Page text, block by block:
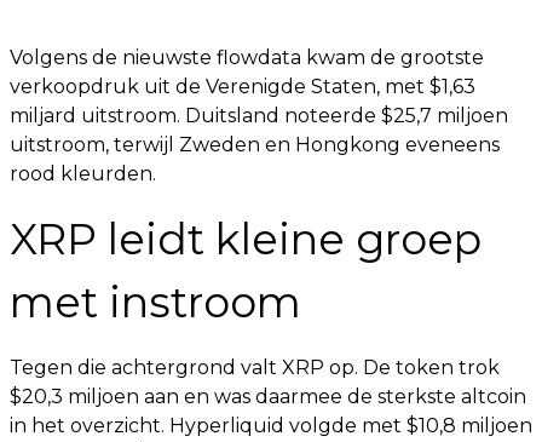
Volgens de nieuwste flowdata kwam de grootste
verkoopdruk uit de Verenigde Staten, met $1,63
miljard uitstroom. Duitsland noteerde $25,7 miljoen
uitstroom, terwijl Zweden en Hongkong eveneens
rood kleurden.
XRP leidt kleine groep
met instroom
Tegen die achtergrond valt XRP op. De token trok
$20,3 miljoen aan en was daarmee de sterkste altcoin
in het overzicht. Hyperliquid volgde met $10,8 miljoen